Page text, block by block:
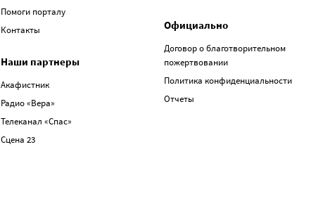
Помоги порталу
Контакты
Наши партнеры
Акафистник
Радио «Вера»
Телеканал «Спас»
Сцена 23
Официально
Договор о благотворительном
пожертвовании
Политика конфиденциальности
Отчеты